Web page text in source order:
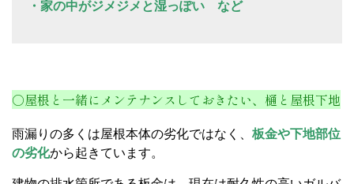
・家の中がジメジメと湿っぽい など
○屋根と一緒にメンテナンスしておきたい、樋と屋根下地
雨漏りの多くは屋根本体の劣化ではなく、 板金や下地部位
の劣化から起きています。